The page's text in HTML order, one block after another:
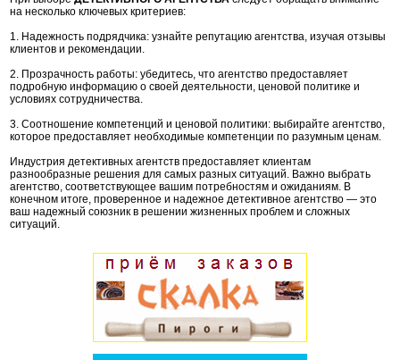
на несколько ключевых критериев:
1. Надежность подрядчика: узнайте репутацию агентства, изучая отзывы
клиентов и рекомендации.
2. Прозрачность работы: убедитесь, что агентство предоставляет
подробную информацию о своей деятельности, ценовой политике и
условиях сотрудничества.
3. Соотношение компетенций и ценовой политики: выбирайте агентство,
которое предоставляет необходимые компетенции по разумным ценам.
Индустрия детективных агентств предоставляет клиентам
разнообразные решения для самых разных ситуаций. Важно выбрать
агентство, соответствующее вашим потребностям и ожиданиям. В
конечном итоге, проверенное и надежное детективное агентство — это
ваш надежный союзник в решении жизненных проблем и сложных
ситуаций.